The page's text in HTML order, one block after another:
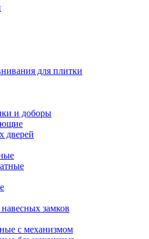
для плитки
и доборы
дверей
замков
с механизмом